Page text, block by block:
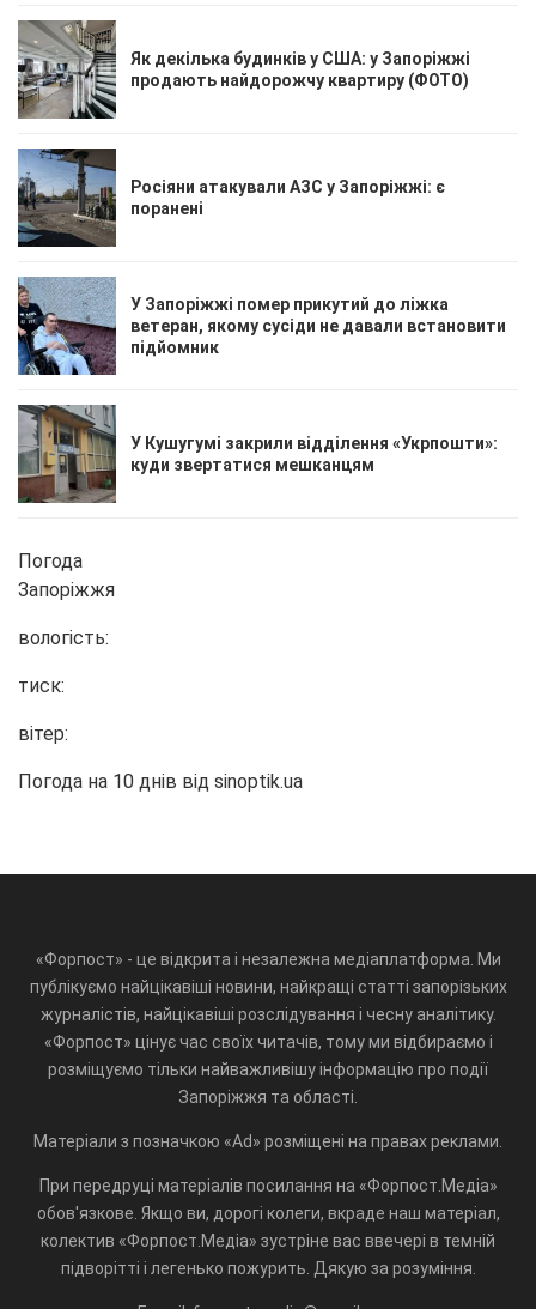
Як декілька будинків у США: у Запоріжжі
продають найдорожчу квартиру (ФОТО)
Росіяни атакували АЗС у Запоріжжі: є
поранені
У Запоріжжі помер прикутий до ліжка
ветеран, якому сусіди не давали встановити
підйомник
У Кушугумі закрили відділення «Укрпошти»:
куди звертатися мешканцям
Погода
Запоріжжя
вологість:
тиск:
вітер:
Погода на 10 днів від sinoptik.ua
«Форпост» - це відкрита і незалежна медіаплатформа. Ми
публікуємо найцікавіші новини, найкращі статті запорізьких
журналістів, найцікавіші розслідування і чесну аналітику.
«Форпост» цінує час своїх читачів, тому ми відбираємо і
розміщуємо тільки найважливішу інформацію про події
Запоріжжя та області.
Матеріали з позначкою «Ad» розміщені на правах реклами.
При передруці матеріалів посилання на «Форпост.Медіа»
обов'язкове. Якщо ви, дорогі колеги, вкраде наш матеріал,
колектив «Форпост.Медіа» зустріне вас ввечері в темній
підворітті і легенько пожурить. Дякую за розуміння.